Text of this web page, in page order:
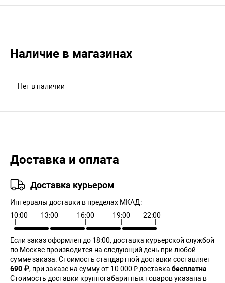
Наличие в магазинах
Нет в наличии
Доставка и оплата
Доставка курьером
Интервалы доставки в пределах МКАД:
10:00
13:00 16:00 19:00 22:00
Если заказ оформлен до 18:00, доставка курьерской службой
по Москве производится на следующий день при любой
сумме заказа. Cтоимость стандартной доставки составляет
690 ₽, при заказе на сумму от 10 000 ₽ доставка бесплатна
Стоимость доставки крупногабаритных товаров указана в